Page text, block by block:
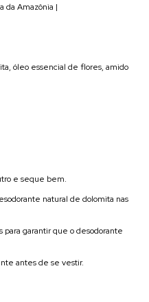
da Amazônia |
óleo essencial de flores, amido
e seque bem.
natural de dolomita nas
para garantir que o desodorante
antes de se vestir.